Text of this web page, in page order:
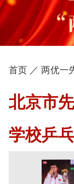
首页 ／ 两优一
北京市
学校乒